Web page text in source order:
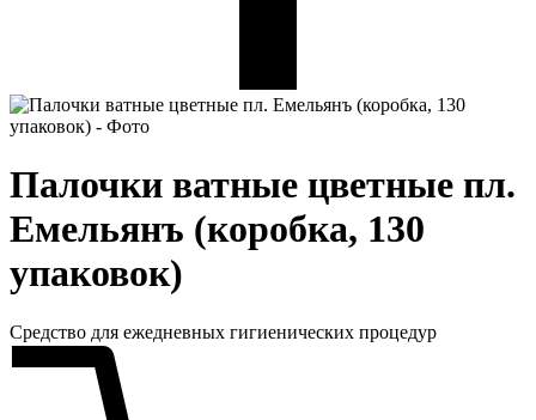
Палочки ватные цветные пл.
Емельянъ (коробка, 130
упаковок)
Средство для ежедневных гигиенических процедур